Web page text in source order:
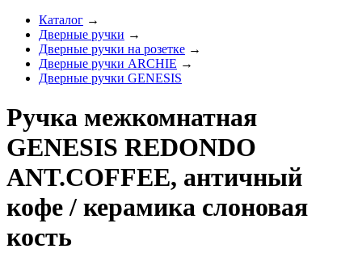
Каталог →
Дверные ручки →
Дверные ручки на розетке →
Дверные ручки ARCHIE →
Дверные ручки GENESIS
Ручка межкомнатная
GENESIS REDONDO
ANT.COFFEE, античный
кофе / керамика слоновая
кость